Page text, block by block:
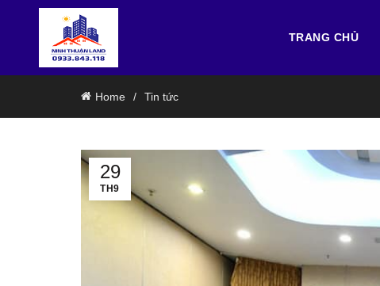
TRANG CHỦ
Home Tin tức
29
TH9